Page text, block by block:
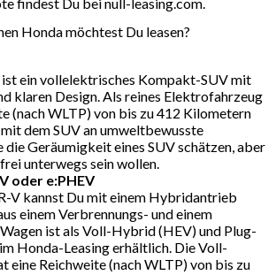
Honda möchtest Du leasen?
ein vollelektrisches Kompakt-SUV mit
klaren Design. Als reines Elektrofahrzeug
(nach WLTP) von bis zu 412 Kilometern
dem SUV an umweltbewusste
die Geräumigkeit eines SUV schätzen, aber
unterwegs sein wollen.
oder e:PHEV
V kannst Du mit einem Hybridantrieb
einem Verbrennungs- und einem
ist als Voll-Hybrid (HEV) und Plug-
Honda-Leasing erhältlich. Die Voll-
eine Reichweite (nach WLTP) von bis zu